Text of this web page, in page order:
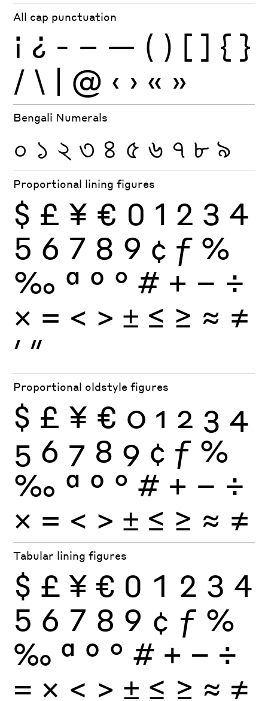
All cap punctuation
¡ ¿ - – — ( ) [ ] { }
/ \ | @ ‹ › « »
Bengali Numerals
০ ১ ২ ৩ ৪ ৫ ৬ ৭ ৮ ৯
Proportional lining figures
$ £ ¥ € 0 1 2 3 4
5 6 7 8 9 ¢ ƒ %
‰ ª º ° # + − ÷
× = < > ± ≤ ≥ ≈ ≠
′ ″
Proportional oldstyle figures
$ £ ¥ € 0 1 2 3 4
5 6 7 8 9 ¢ ƒ %
‰ ª º ° # + − ÷
× = < > ± ≤ ≥ ≈ ≠
Tabular lining figures
$ £ ¥ € 0 1 2 3 4
5 6 7 8 9 ¢ ƒ %
‰ ª º ° # + − ÷
× = < > ± ≤ ≥ ≈ ≠